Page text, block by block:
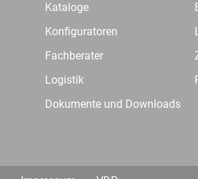
Kataloge
Konfiguratoren
Fachberater
Logistik
Dokumente und Downloads